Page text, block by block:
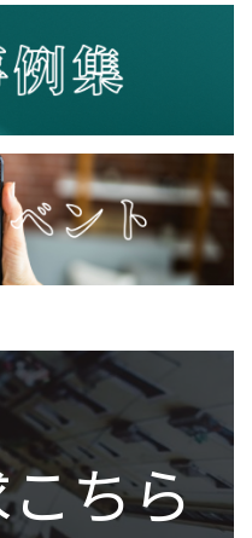
ちら